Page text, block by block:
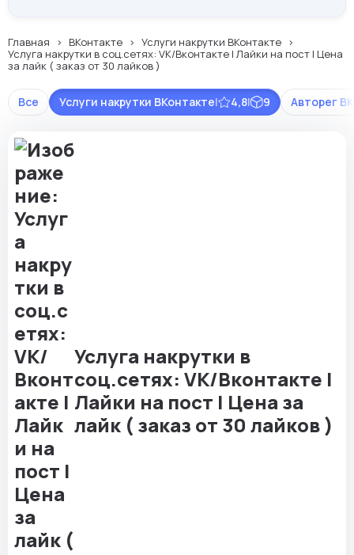
Главная ВКонтакте
Услуги накрутки ВКонтакте
Услуга накрутки в соц.сетях: VK/Вконтакте | Лайки на пост | Цена
за лайк ( заказ от 30 лайков )
Все Авторег
Услуги накрутки ВКонтакте| 4,8| 9
Услуга накрутки в
соц.сетях: VK/Вконтакте |
Лайки на пост | Цена за
лайк ( заказ от 30 лайков )